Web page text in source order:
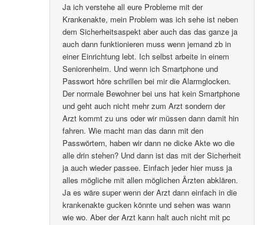
Ja ich verstehe all eure Probleme mit der
Krankenakte, mein Problem was ich sehe ist neben
dem Sicherheitsaspekt aber auch das das ganze ja
auch dann funktionieren muss wenn jemand zb in
einer Einrichtung lebt. Ich selbst arbeite in einem
Seniorenheim. Und wenn ich Smartphone und
Passwort höre schrillen bei mir die Alarmglocken.
Der normale Bewohner bei uns hat kein Smartphone
und geht auch nicht mehr zum Arzt sondern der
Arzt kommt zu uns oder wir müssen dann damit hin
fahren. Wie macht man das dann mit den
Passwörtern, haben wir dann ne dicke Akte wo die
alle drin stehen? Und dann ist das mit der Sicherheit
ja auch wieder passee. Einfach jeder hier muss ja
alles mögliche mit allen möglichen Ärzten abklären.
Ja es wäre super wenn der Arzt dann einfach in die
krankenakte gucken könnte und sehen was wann
wie wo. Aber der Arzt kann halt auch nicht mit pc